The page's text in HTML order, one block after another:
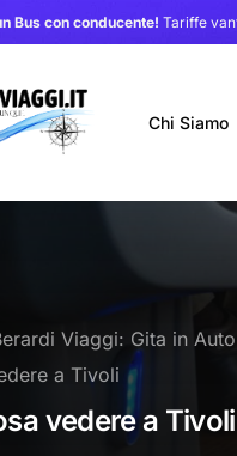
Bus con conducente! Tariffe
Chi Siamo
Viaggi: Gita in
a Tivoli
vedere a Tivoli